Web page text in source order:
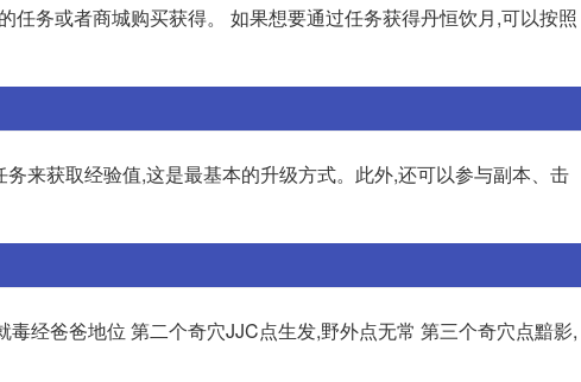
务或者商城购买获得。 如果想要通过任务获得丹恒饮月,可以按照
来获取经验值,这是最基本的升级方式。此外,还可以参与副本、击
经爸爸地位 第二个奇穴JJC点生发,野外点无常 第三个奇穴点黯影,